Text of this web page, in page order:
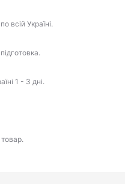
всій Україні.
1 - 3 дні.
товар.